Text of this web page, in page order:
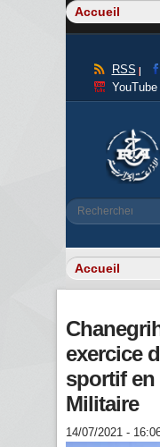
RSS
YouTube
Rechercher
exercice
sportif en
Militaire
14/07/2021 -